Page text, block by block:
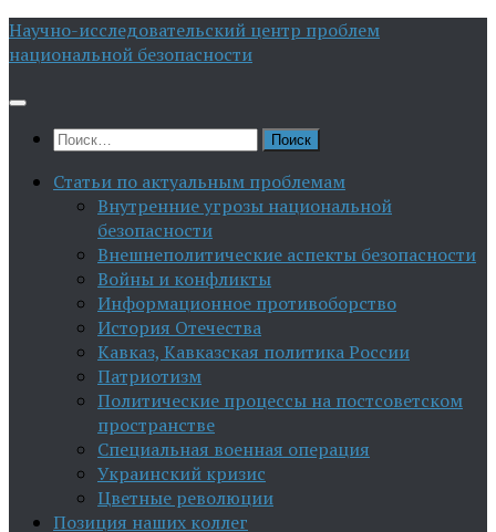
Перейти
к
Научно-исследовательский центр проблем
национальной безопасности
Найти:
Статьи по актуальным проблемам
Внутренние угрозы национальной
безопасности
Внешнеполитические аспекты безопасности
Войны и конфликты
Информационное противоборство
История Отечества
Кавказ, Кавказская политика России
Патриотизм
Политические процессы на постсоветском
пространстве
Специальная военная операция
Украинский кризис
Цветные революции
Позиция наших коллег